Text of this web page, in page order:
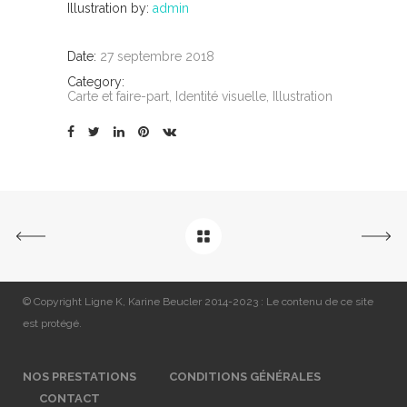
Illustration by: admin
Date: 27 septembre 2018
Category:
Carte et faire-part, Identité visuelle, Illustration
© Copyright Ligne K, Karine Beucler 2014-2023 : Le contenu de ce site
est protégé.
NOS PRESTATIONS
CONDITIONS GÉNÉRALES
CONTACT